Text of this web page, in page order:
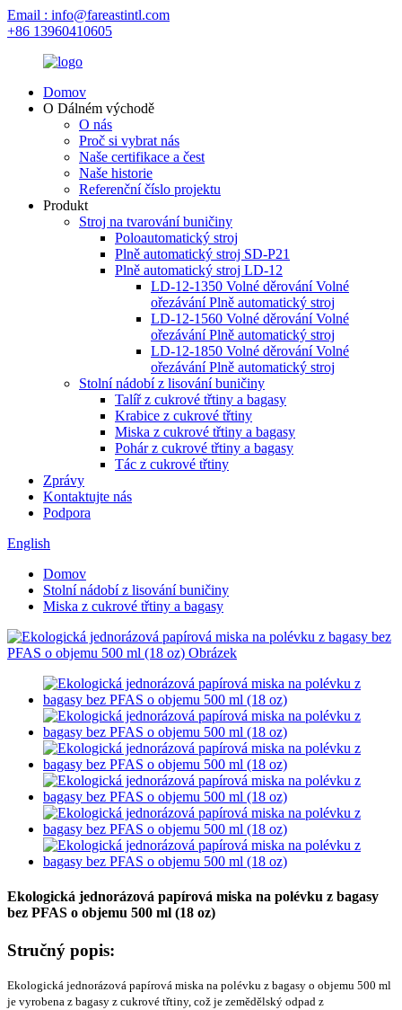
Email : info@fareastintl.com
+86 13960410605
Domov
O Dálném východě
O nás
Proč si vybrat nás
Naše certifikace a čest
Naše historie
Referenční číslo projektu
Produkt
Stroj na tvarování buničiny
Poloautomatický stroj
Plně automatický stroj SD-P21
Plně automatický stroj LD-12
LD-12-1350 Volné děrování Volné
ořezávání Plně automatický stroj
LD-12-1560 Volné děrování Volné
ořezávání Plně automatický stroj
LD-12-1850 Volné děrování Volné
ořezávání Plně automatický stroj
Stolní nádobí z lisování buničiny
Talíř z cukrové třtiny a bagasy
Krabice z cukrové třtiny
Miska z cukrové třtiny a bagasy
Pohár z cukrové třtiny a bagasy
Tác z cukrové třtiny
Zprávy
Kontaktujte nás
Podpora
English
Domov
Stolní nádobí z lisování buničiny
Miska z cukrové třtiny a bagasy
Ekologická jednorázová papírová miska na polévku z bagasy
bez PFAS o objemu 500 ml (18 oz)
Stručný popis:
Ekologická jednorázová papírová miska na polévku z bagasy o objemu 500 ml
je vyrobena z bagasy z cukrové třtiny, což je zemědělský odpad z